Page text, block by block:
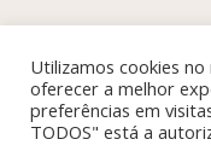
Utilizamos cookies
oferecer a melhor
preferências em
TODOS" está a